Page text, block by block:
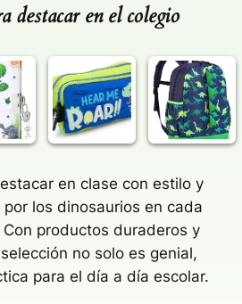
destacar en el colegio
en clase con estilo y
los dinosaurios en cada
productos duraderos y
no solo es genial,
para el día a día escolar.